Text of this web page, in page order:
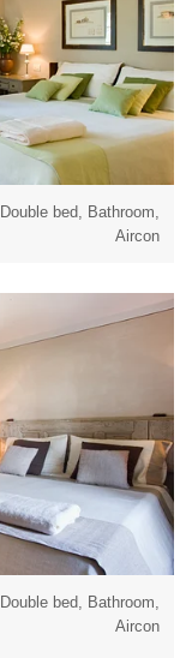
Double bed, Bathroom,
Aircon
Double bed, Bathroom,
Aircon